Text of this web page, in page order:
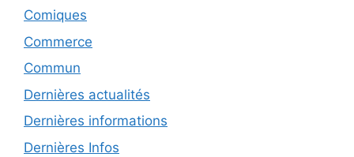
Comiques
Commerce
Commun
Dernières actualités
Dernières informations
Dernières Infos